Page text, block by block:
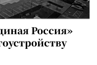
Россия»